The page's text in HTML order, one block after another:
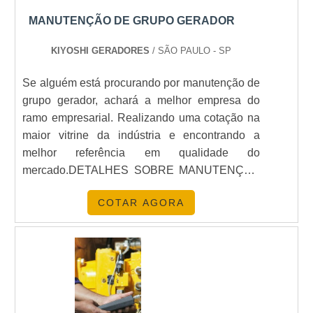
Watt surge como a melhor solução manutenção
contato conosco, e conheça a excelência de
MANUTENÇÃO DE GRUPO GERADOR
KIYOSHI GERADORES / SÃO PAULO - SP
Se alguém está procurando por manutenção de
grupo gerador, achará a melhor empresa do
ramo empresarial. Realizando uma cotação na
maior vitrine da indústria e encontrando a
melhor referência em qualidade do
mercado.DETALHES SOBRE MANUTENÇÃO
DE GRUPO GERADORQuem pesquisa na
internet por manutenção de grupo gerador que
seja eficaz, descobre o site da Kiyoshi
Geradores. É possível encontrar
transformadores isoladores e cabos elétricos,
passa-cabos/passadeiras, garantindo a
satisfação da venda à entrega final, com foco
total na qualidade.Falando ainda sobre
COTAR AGORA